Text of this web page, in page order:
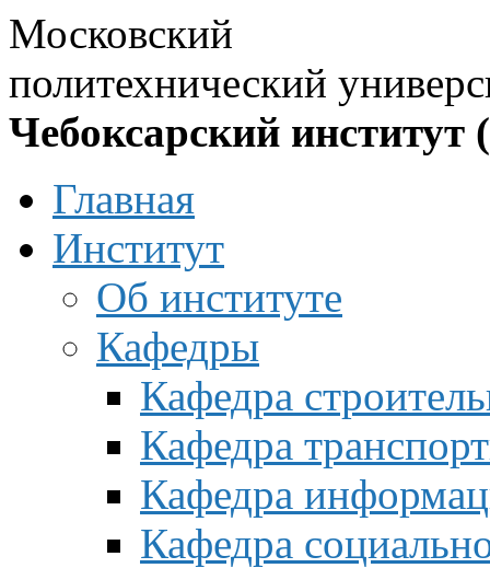
Московский
политехнический
Чебоксарский институт
Главная
Институт
Об институте
Кафедры
Кафедра
Кафедра
Кафедра
Кафедра